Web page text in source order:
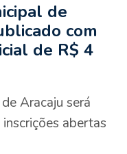
de
com
de R$ 4
Aracaju será
abertas